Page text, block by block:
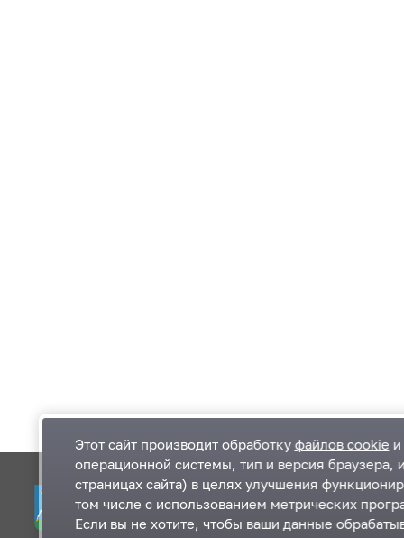
Одинцовский городской округ Московской
области
Этот сайт производит обработку файлов cookie
операционной системы, тип и версия браузера,
страницах сайта) в целях улучшения
том числе с использованием метрических
Если вы не хотите, чтобы ваши данные